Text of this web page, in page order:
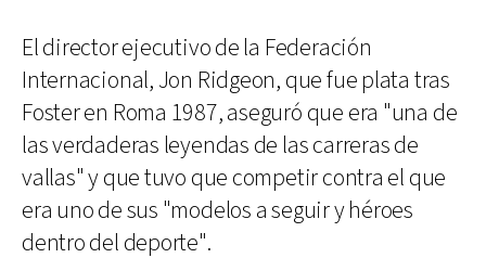
El director ejecutivo de la Federación
Internacional, Jon Ridgeon, que fue plata tras
Foster en Roma 1987, aseguró que era "una de
las verdaderas leyendas de las carreras de
vallas" y que tuvo que competir contra el que
era uno de sus "modelos a seguir y héroes
dentro del deporte".